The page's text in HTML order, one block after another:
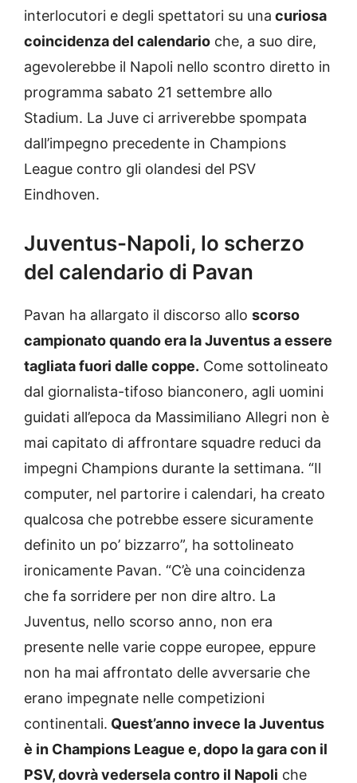
interlocutori e degli spettatori su una curiosa
coincidenza del calendario che, a suo dire,
agevolerebbe il Napoli nello scontro diretto in
programma sabato 21 settembre allo
Stadium. La Juve ci arriverebbe spompata
dall’impegno precedente in Champions
League contro gli olandesi del PSV
Eindhoven.
Juventus-Napoli, lo scherzo
del calendario di Pavan
Pavan ha allargato il discorso allo scorso
campionato quando era la Juventus a essere
tagliata fuori dalle coppe. Come sottolineato
dal giornalista-tifoso bianconero, agli uomini
guidati all’epoca da Massimiliano Allegri non è
mai capitato di affrontare squadre reduci da
impegni Champions durante la settimana. “Il
computer, nel partorire i calendari, ha creato
qualcosa che potrebbe essere sicuramente
definito un po’ bizzarro”, ha sottolineato
ironicamente Pavan. “C’è una coincidenza
che fa sorridere per non dire altro. La
Juventus, nello scorso anno, non era
presente nelle varie coppe europee, eppure
non ha mai affrontato delle avversarie che
erano impegnate nelle competizioni
continentali. Quest’anno invece la Juventus
è in Champions League e, dopo la gara con il
PSV, dovrà vedersela contro il Napoli che